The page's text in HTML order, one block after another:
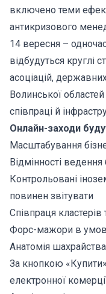
включено теми
антикризового
14 вересня –
відбудуться круглі
асоціацій, державних
Волинської
співпраці й
Онлайн-заходи
Масштабування
Відмінності
Контрольовані
повинен звітувати
Співпраця
Форс-мажори в
Анатомія
За кнопкою
електронної